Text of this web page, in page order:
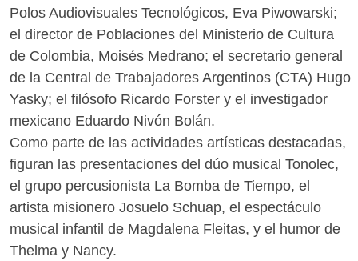
Polos Audiovisuales Tecnológicos, Eva Piwowarski;
el director de Poblaciones del Ministerio de Cultura
de Colombia, Moisés Medrano; el secretario general
de la Central de Trabajadores Argentinos (CTA) Hugo
Yasky; el filósofo Ricardo Forster y el investigador
mexicano Eduardo Nivón Bolán.
Como parte de las actividades artísticas destacadas,
figuran las presentaciones del dúo musical Tonolec,
el grupo percusionista La Bomba de Tiempo, el
artista misionero Josuelo Schuap, el espectáculo
musical infantil de Magdalena Fleitas, y el humor de
Thelma y Nancy.